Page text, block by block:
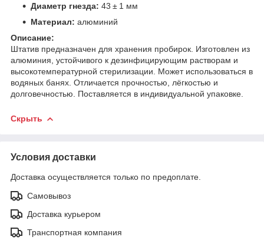
Диаметр гнезда: 43 ± 1 мм
Материал: алюминий
Описание:
Штатив предназначен для хранения пробирок. Изготовлен из
алюминия, устойчивого к дезинфицирующим растворам и
высокотемпературной стерилизации. Может использоваться в
водяных банях. Отличается прочностью, лёгкостью и
долговечностью. Поставляется в индивидуальной упаковке.
Скрыть
Условия доставки
Доставка осуществляется только по предоплате.
Самовывоз
Доставка курьером
Транспортная компания